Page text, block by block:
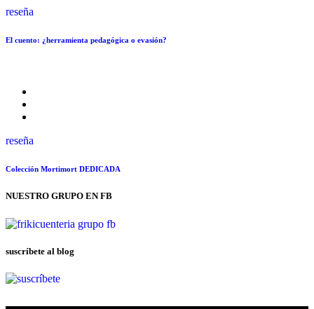
reseña
El cuento: ¿herramienta pedagógica o evasión?
reseña
Colección Mortimort DEDICADA
NUESTRO GRUPO EN FB
suscríbete al blog